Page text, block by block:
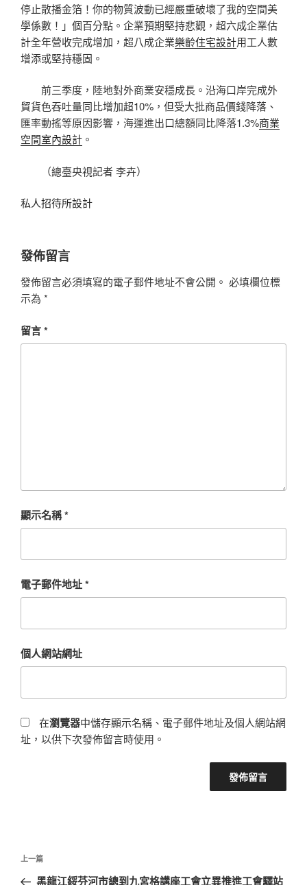
停止散播金箔！你的物質波動已經嚴重破壞了我的空間美
學係數！」個百分點。企業預期堅持悲觀，超六成企業估
計全年營收完成增加，超八成企業樂齡住宅設計用工人數
增添或堅持穩固。
前三季度，陸地對外商業安穩成長。沿海口岸完成外
貿貨色吞吐量同比增加超10%，但受大批商品價錢降落、
匯率動搖等原因影響，海運進出口總額同比降落1.3%商業
空間室內設計 。
（總臺央視記者 李卉）
私人招待所設計
發佈留言
發佈留言必須填寫的電子郵件地址不會公開。 必填欄位標
示為 *
留言*
顯示名稱*
電子郵件地址*
個人網站網址
在瀏覽器中儲存顯示名稱、電子郵件地址及個人網站網
址，以供下次發佈留言時使用。
文
上
一
上一篇
黑龍江綏芬河市總到九宮格講座工會立異推進工會驛站